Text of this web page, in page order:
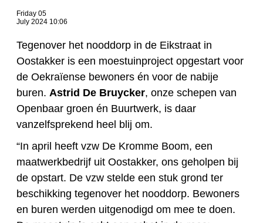
Friday 05
July 2024 10:06
Tegenover het nooddorp in de Eikstraat in
Oostakker is een moestuinproject opgestart voor
de Oekraïense bewoners én voor de nabije
buren. Astrid De Bruycker, onze schepen van
Openbaar groen én Buurtwerk, is daar
vanzelfsprekend heel blij om.
“In april heeft vzw De Kromme Boom, een
maatwerkbedrijf uit Oostakker, ons geholpen bij
de opstart. De vzw stelde een stuk grond ter
beschikking tegenover het nooddorp. Bewoners
en buren werden uitgenodigd om mee te doen.